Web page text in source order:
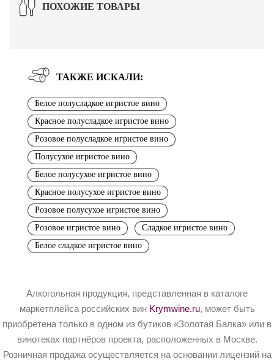
ПОХОЖИЕ ТОВАРЫ
ТАКЖЕ ИСКАЛИ:
Белое полусладкое игристое вино
Красное полусладкое игристое вино
Розовое полусладкое игристое вино
Полусухое игристое вино
Белое полусухое игристое вино
Красное полусухое игристое вино
Розовое полусухое игристое вино
Розовое игристое вино
Сладкое игристое вино
Белое сладкое игристое вино
Алкогольная продукция, представленная в каталоге
маркетплейса российских вин Krymwine.ru, может быть
приобретена только в одном из бутиков «Золотая Балка» или в
винотеках партнёров проекта, расположенных в Москве.
Розничная продажа осуществляется на основании лицензий на